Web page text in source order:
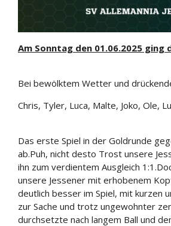
Am Sonntag den 01.06.2025
Bei bewölktem Wetter und
Chris, Tyler, Luca, Malte, Joko, Ole,
Das erste Spiel in der Goldrunde
ab.Puh, nicht desto Trost unsere
ihn zum verdientem Ausgleich 1:1.
unsere Jessener mit erhobenem
deutlich besser im Spiel, mit kurzen
zur Sache und trotz ungewohnter
durchsetzte nach langem Ball und